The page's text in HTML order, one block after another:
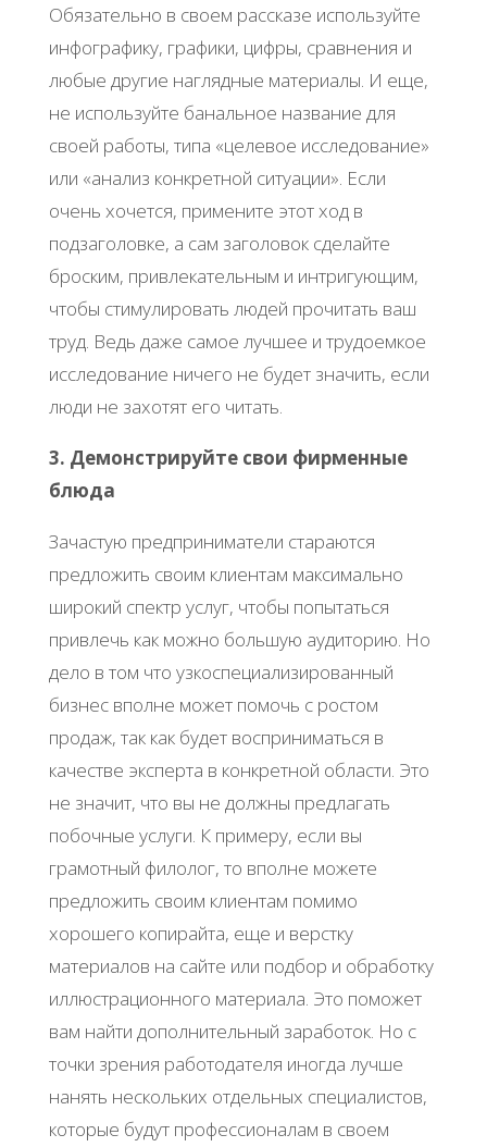
Обязательно в своем рассказе используйте
инфографику, графики, цифры, сравнения и
любые другие наглядные материалы. И еще,
не используйте банальное название для
своей работы, типа «целевое исследование»
или «анализ конкретной ситуации». Если
очень хочется, примените этот ход в
подзаголовке, а сам заголовок сделайте
броским, привлекательным и интригующим,
чтобы стимулировать людей прочитать ваш
труд. Ведь даже самое лучшее и трудоемкое
исследование ничего не будет значить, если
люди не захотят его читать.
3. Демонстрируйте свои фирменные
блюда
Зачастую предприниматели стараются
предложить своим клиентам максимально
широкий спектр услуг, чтобы попытаться
привлечь как можно большую аудиторию. Но
дело в том что узкоспециализированный
бизнес вполне может помочь с ростом
продаж, так как будет восприниматься в
качестве эксперта в конкретной области. Это
не значит, что вы не должны предлагать
побочные услуги. К примеру, если вы
грамотный филолог, то вполне можете
предложить своим клиентам помимо
хорошего копирайта, еще и верстку
материалов на сайте или подбор и обработку
иллюстрационного материала. Это поможет
вам найти дополнительный заработок. Но с
точки зрения работодателя иногда лучше
нанять нескольких отдельных специалистов,
которые будут профессионалам в своем